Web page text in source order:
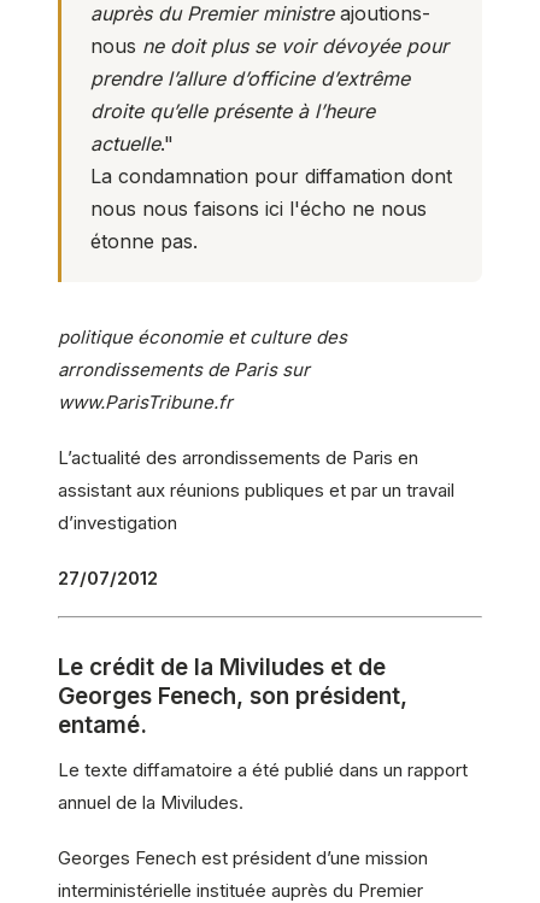
auprès du Premier ministreajoutions-
nous ne doit plus se voir dévoyée pour
prendre l’allure d’officine d’extrême
droite qu’elle présente à l’heure
actuelle."
La condamnation pour diffamation dont
nous nous faisons ici l'écho ne nous
étonne pas.
politique économie et culture des
arrondissements de Paris sur
www.ParisTribune.fr
L’actualité des arrondissements de Paris en
assistant aux réunions publiques et par un travail
d’investigation
27/07/2012
Le crédit de la Miviludes et de
Georges Fenech, son président,
entamé.
Le texte diffamatoire a été publié dans un rapport
annuel de la Miviludes.
Georges Fenech est président d’une mission
interministérielle instituée auprès du Premier